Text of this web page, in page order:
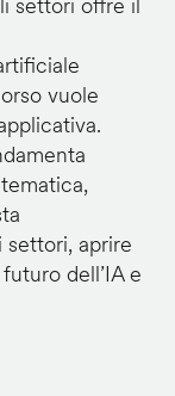
vuole
aprire
dell’IA e